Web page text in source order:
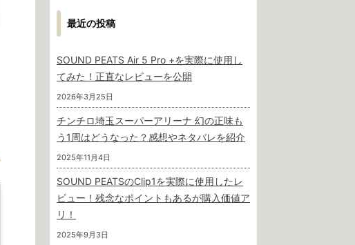
最近の投稿
SOUND PEATS Air 5 Pro +を実際に使用し
てみた！正直なレビューを公開
2026年3月25日
チンチロ埼玉スーパーアリーナ 幻の正味も
う1周はどうなった？感想やネタバレを紹介
2025年11月4日
SOUND PEATSのClip1を実際に使用したレ
ビュー！残念なポイントもあるが購入価値ア
リ！
2025年9月3日